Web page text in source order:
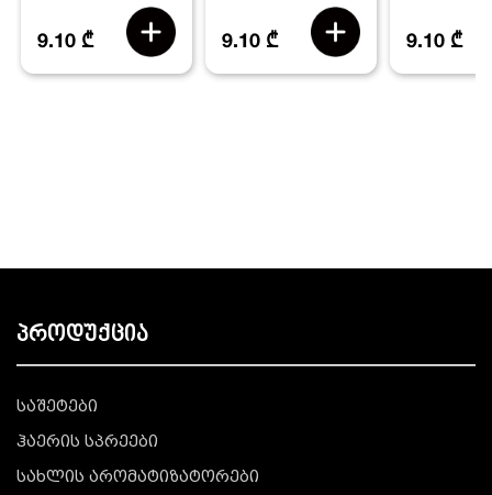
9.10 ₾ 9.10 ₾ 9.10 ₾
პროდუქცია
საშეტები
ჰაერის სპრეები
სახლის არომატიზატორები